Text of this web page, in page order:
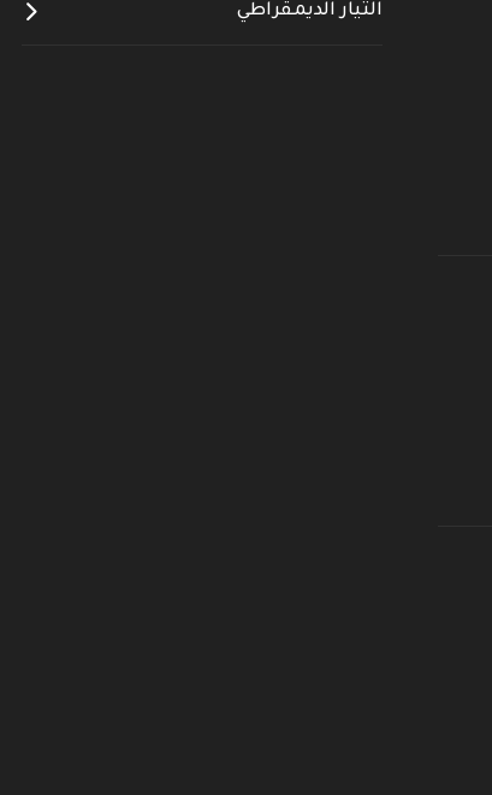
التيار الديمقراطي